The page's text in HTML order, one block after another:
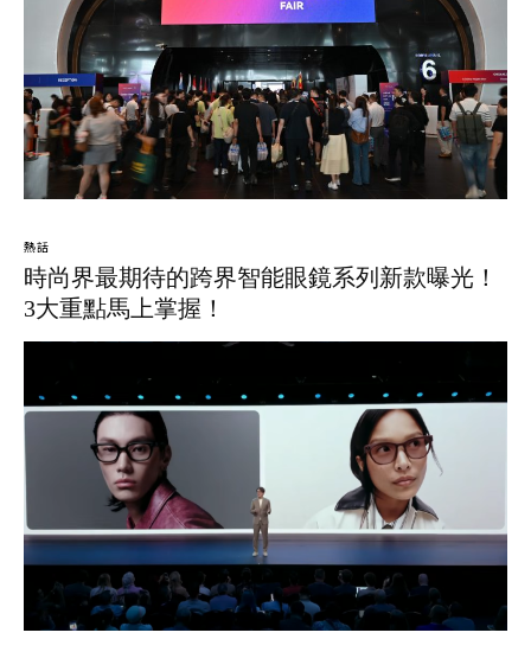
熱話
時尚界最期待的跨界智能眼鏡系列新款曝光！
3大重點馬上掌握！